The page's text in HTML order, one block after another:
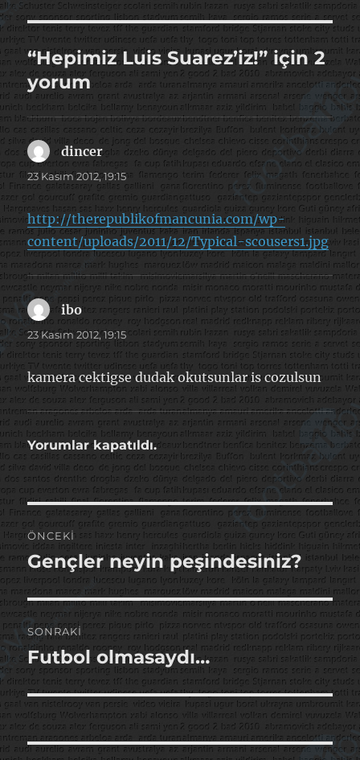
“Hepimiz Luis Suarez’iz!” için 2
yorum
dincer dedi
ki:
23 Kasım 2012, 19:15
http://therepublikofmancunia.com/wp-
content/uploads/2011/12/Typical-scousers1.jpg
ibodedi
ki:
23 Kasım 2012, 19:15
kamera cektigse dudak okutsunlar is cozulsun
Yorumlar kapatıldı.
Yazı
gezinmesi
ÖNCEKI
Önceki
yazı:
Gençler neyin peşindesiniz?
SONRAKI
Sonraki
yazı:
Futbol olmasaydı…